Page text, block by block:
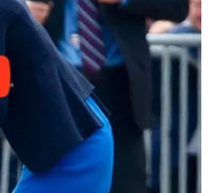
pogled na jednu